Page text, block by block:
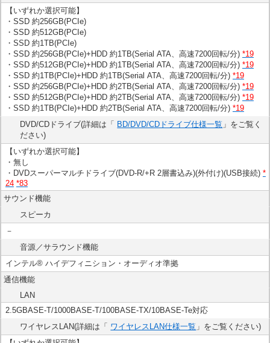
【いずれか選択可能】
・SSD 約256GB(PCIe)
・SSD 約512GB(PCIe)
・SSD 約1TB(PCIe)
・SSD 約256GB(PCIe)+HDD 約1TB(Serial ATA、高速7200回転/分) *19
・SSD 約512GB(PCIe)+HDD 約1TB(Serial ATA、高速7200回転/分) *19
・SSD 約1TB(PCIe)+HDD 約1TB(Serial ATA、高速7200回転/分) *19
・SSD 約256GB(PCIe)+HDD 約2TB(Serial ATA、高速7200回転/分) *19
・SSD 約512GB(PCIe)+HDD 約2TB(Serial ATA、高速7200回転/分) *19
・SSD 約1TB(PCIe)+HDD 約2TB(Serial ATA、高速7200回転/分) *19
DVD/CDドライブ(詳細は「
BD/DVD/CDドライブ仕様一覧 」をご覧く
ださい)
【いずれか選択可能】
・無し
・DVDスーパーマルチドライブ(DVD-R/+R 2層書込み)(外付け)(USB接続) *
24 *83
サウンド機能
スピーカ
－
音源／サラウンド機能
インテル® ハイデフィニション・オーディオ準拠
通信機能
LAN
2.5GBASE-T/1000BASE-T/100BASE-TX/10BASE-Te対応
ワイヤレスLAN(詳細は「 ワイヤレスLAN仕様一覧 」をご覧ください)